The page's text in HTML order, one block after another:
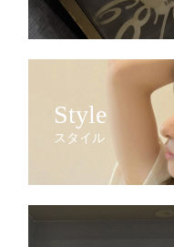
Style
スタイル